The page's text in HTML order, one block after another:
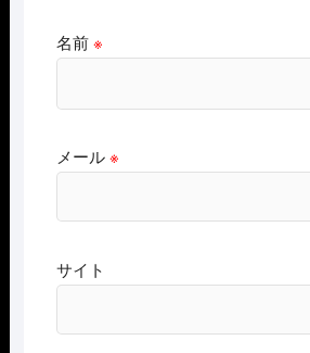
名前 ※
メール ※
サイト